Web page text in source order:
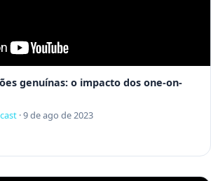
genuínas: o impacto dos one-on-
·9 de ago de 2023